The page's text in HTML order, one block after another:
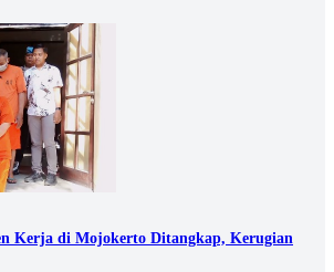
Kerja di Mojokerto Ditangkap, Kerugian